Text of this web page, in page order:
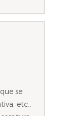
se
etc.,